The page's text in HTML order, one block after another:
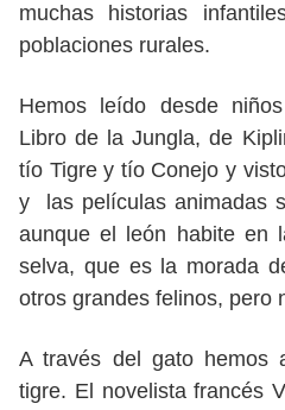
muchas historias
poblaciones rurales.
Hemos leído desde
Libro de la Jungla, de
tío Tigre y tío Conejo y
y las películas animadas
aunque el león habite en
selva, que es la morada
otros grandes felinos, pero
A través del gato hemos
tigre. El novelista francés